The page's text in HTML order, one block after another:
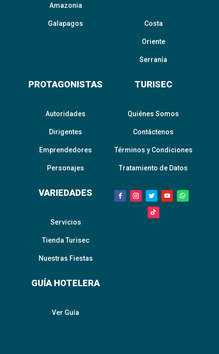
Amazonia
Galapagos Costa
Oriente
Serranía
PROTAGONISTAS
Autoridades
Dirigentes
Emprendedores
Personajes
VARIEDADES
Servicios
Tienda Turisec
Nuestras Fiestas
GUÍA HOTELERA
Ver Guía
TURISEC
Quiénes Somos
Contáctenos
Términos y Condiciones
Tratamiento de Datos